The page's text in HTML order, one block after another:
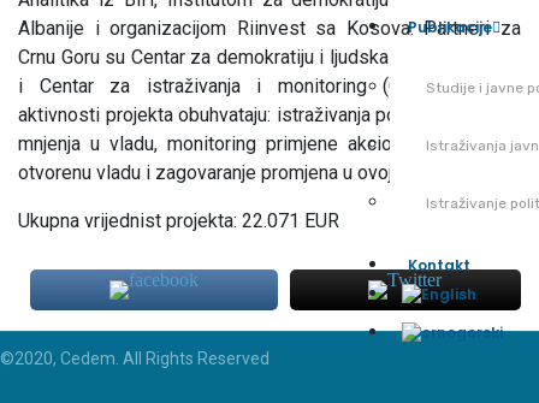
Publikacije
Studije i javne
Istraživanja
Istraživanje
Kontakt
Albanije i organizacijom Riinvest sa Kosova. Partneri za
Crnu Goru su Centar za demokratiju i ljudska prava (CEDEM)
i Centar za istraživanja i monitoring (CEMI). Ključne
aktivnosti projekta obuhvataju: istraživanja povjerenja javnog
mnjenja u vladu, monitoring primjene akcionih planova za
otvorenu vladu i zagovaranje promjena u ovoj oblasti.
Ukupna vrijednist projekta: 22.071 EUR
©2020, Cedem. All Rights Reserved